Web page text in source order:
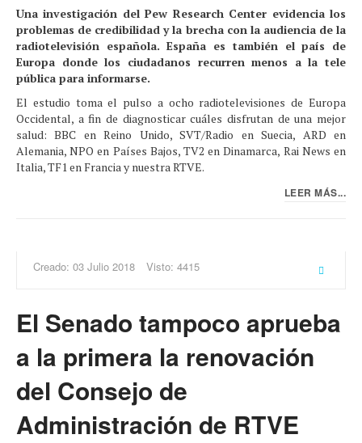
Una investigación del Pew Research Center evidencia los
problemas de credibilidad y la brecha con la audiencia de la
radiotelevisión española. España es también el país de
Europa donde los ciudadanos recurren menos a la tele
pública para informarse.
El estudio toma el pulso a ocho radiotelevisiones de Europa
Occidental, a fin de diagnosticar cuáles disfrutan de una mejor
salud: BBC en Reino Unido, SVT/Radio en Suecia, ARD en
Alemania, NPO en Países Bajos, TV2 en Dinamarca, Rai News en
Italia, TF1 en Francia y nuestra RTVE.
LEER MÁS...
Creado: 03 Julio 2018 Visto: 4415
El Senado tampoco aprueba
a la primera la renovación
del Consejo de
Administración de RTVE